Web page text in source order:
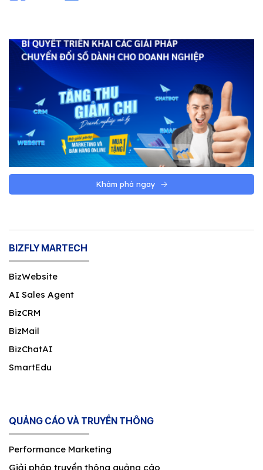
Khám phá ngay
BIZFLY MARTECH
BizWebsite
AI Sales Agent
BizCRM
BizMail
BizChatAI
SmartEdu
QUẢNG CÁO VÀ TRUYỀN THÔNG
Performance Marketing
Giải pháp truyền thông quảng cáo